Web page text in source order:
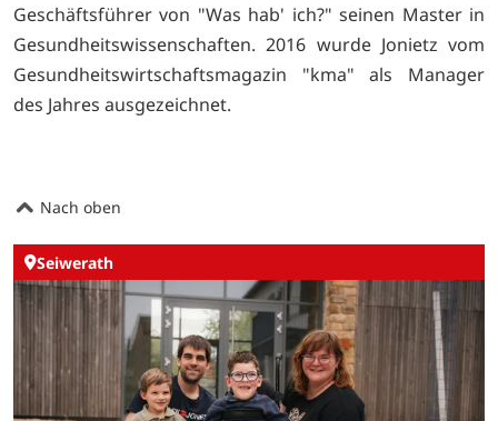
Geschäftsführer von "Was hab' ich?" seinen Master in
Gesundheitswissenschaften. 2016 wurde Jonietz vom
Gesundheitswirtschaftsmagazin "kma" als Manager
des Jahres ausgezeichnet.
Nach oben
Seiwerath